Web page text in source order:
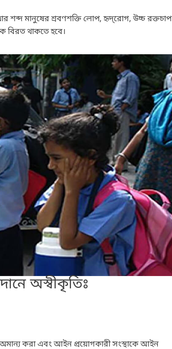
শব্দ মানুষের শ্রবণশক্তি লোপ, হৃদ্‌রোগ, উচ্চ রক্তচাপ
বিরত থাকতে হবে।
অস্বীকৃতিঃ
করা এবং আইন প্রয়োগকারী সংস্থাকে আইন